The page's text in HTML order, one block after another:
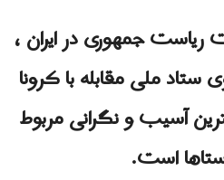
ریاست جمهوری در ایران ،
ملی مقابله با کرونا
آسیب و نگرانی مربوط
است.